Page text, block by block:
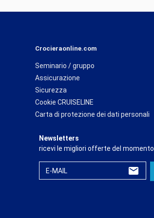
Crocieraonline.com
Seminario / gruppo
Assicurazione
Sicurezza
Cookie CRUISELINE
Carta di protezione dei dati personali
Newsletters
ricevi le migliori offerte del momento
E-MAIL